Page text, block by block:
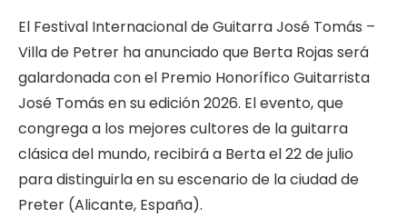
El Festival Internacional de Guitarra José Tomás –
Villa de Petrer ha anunciado que Berta Rojas será
galardonada con el Premio Honorífico Guitarrista
José Tomás en su edición 2026. El evento, que
congrega a los mejores cultores de la guitarra
clásica del mundo, recibirá a Berta el 22 de julio
para distinguirla en su escenario de la ciudad de
Preter (Alicante, España).